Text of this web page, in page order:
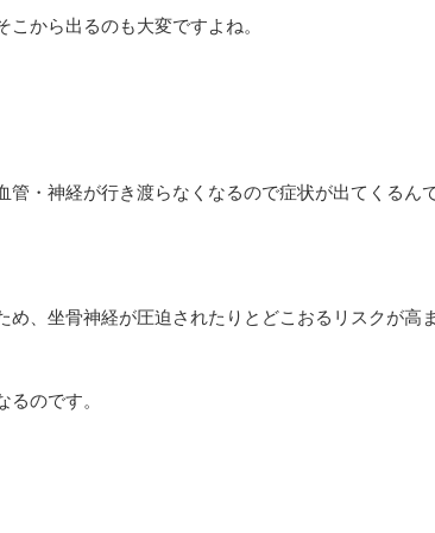
から出るのも大変ですよね。
・神経が行き渡らなくなるので症状が出てくるんで
、坐骨神経が圧迫されたりとどこおるリスクが高ま
のです。